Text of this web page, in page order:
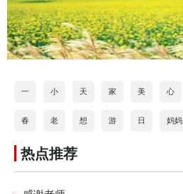
一 小 天 家 美 心
春 老 想 游 日 妈妈
师 乐
热点推荐